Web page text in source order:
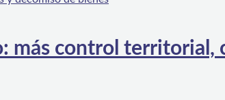
más control territorial,